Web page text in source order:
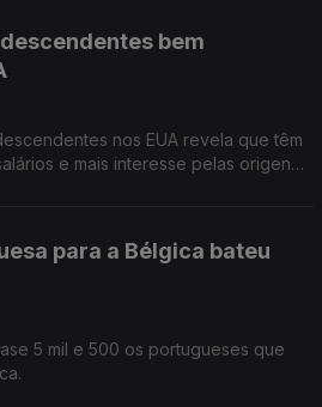
bem
nos EUA revela que têm
e mais interesse pelas origens
para a Bélgica bateu
5 mil e 500 os portugueses que